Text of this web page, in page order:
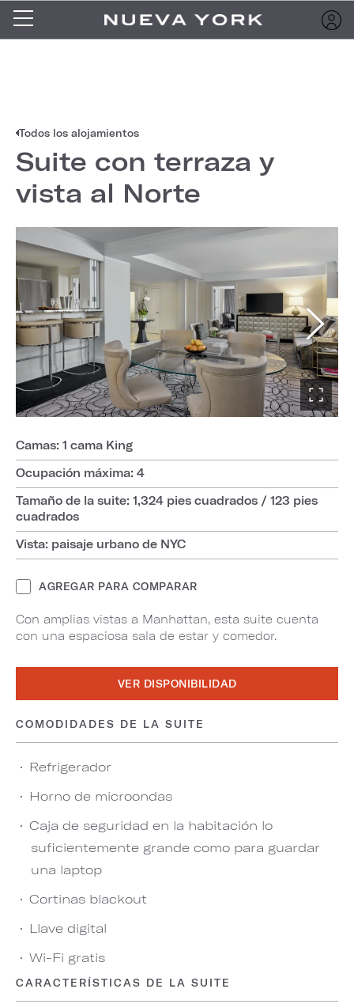
Todos los alojamientos
Suite con terraza y
vista al Norte
Camas: 1 cama King
Ocupación máxima: 4
Tamaño de la suite: 1,324 pies cuadrados / 123 pies
cuadrados
Vista: paisaje urbano de NYC
AGREGAR PARA COMPARAR
Con amplias vistas a Manhattan, esta suite cuenta
con una espaciosa sala de estar y comedor.
VER DISPONIBILIDAD
COMODIDADES DE LA SUITE
Refrigerador
Horno de microondas
Caja de seguridad en la habitación lo
suficientemente grande como para guardar
una laptop
Cortinas blackout
Llave digital
Wi-Fi gratis
CARACTERÍSTICAS DE LA SUITE